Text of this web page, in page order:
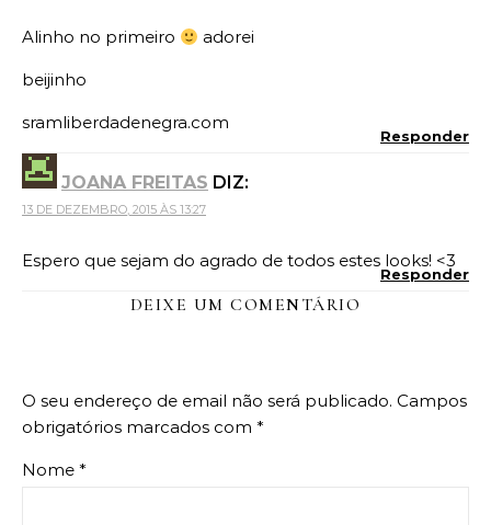
Alinho no primeiro adorei
beijinho
sramliberdadenegra.com
Responder
JOANA FREITAS DIZ:
13 DE DEZEMBRO, 2015 ÀS 13:27
Espero que sejam do agrado de todos estes looks! <3
Responder
DEIXE UM COMENTÁRIO
O seu endereço de email não será publicado. Campos
obrigatórios marcados com *
Nome *